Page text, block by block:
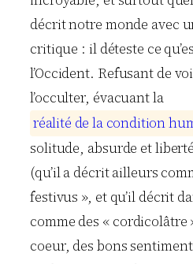
décrit notre monde avec
critique : il déteste ce
l’Occident. Refusant de
l’occulter, évacuant la
réalité de la conditionhu
solitude, absurde et
(qu’il a décrit ailleurs
festivus », et qu’il décrit
comme des « cordicolâtre
coeur, des bons